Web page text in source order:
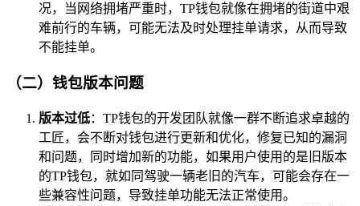
况，当网络拥堵严重时，TP钱包就像在拥堵的街道中艰
难前行的车辆，可能无法及时处理挂单请求，从而导致
不能挂单。
（二）钱包版本问题
版本过低：TP钱包的开发团队就像一群不断追求卓越的
工匠，会不断对钱包进行更新和优化，修复已知的漏洞
和问题，同时增加新的功能，如果用户使用的是旧版本
的TP钱包，就如同驾驶一辆老旧的汽车，可能会存在一
些兼容性问题，导致挂单功能无法正常使用。